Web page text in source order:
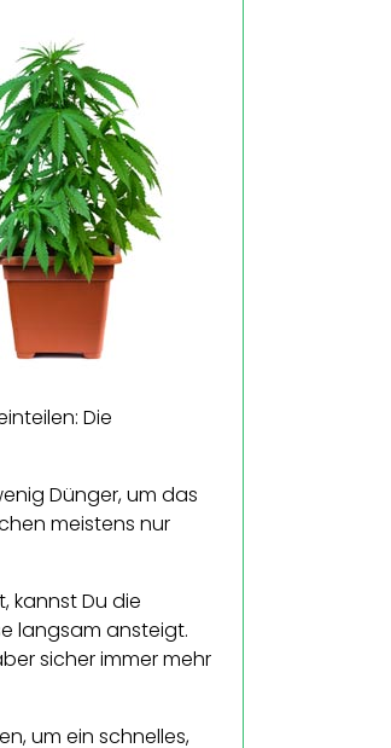
Die
Dünger, um das
meistens nur
kannst Du die
langsam ansteigt.
sicher immer mehr
um ein schnelles,